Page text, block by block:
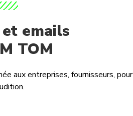
emails
TOM
aux entreprises, fournisseurs, pour